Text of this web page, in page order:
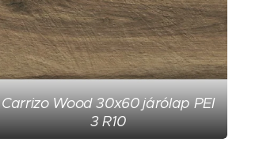
Carrizo Wood 30x60 járólap PEI
3 R10